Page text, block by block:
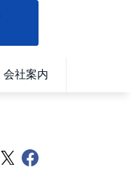
会社案内